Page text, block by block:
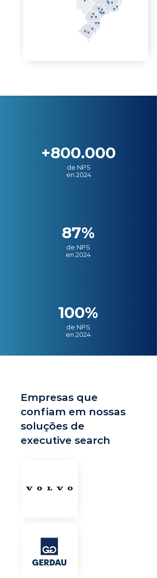
+800.000
de NPS
en 2024
87%
de NPS
en 2024
100%
de NPS
en 2024
Empresas que
confiam em nossas
soluções de
executive search